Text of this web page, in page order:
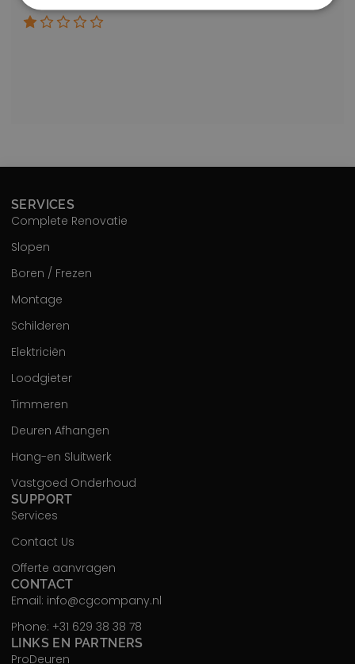
SERVICES
Complete Renovatie
Slopen
Boren / Frezen
Montage
Schilderen
Elektriciën
Loodgieter
Timmeren
Deuren Afhangen
Hang-en Sluitwerk
Vastgoed Onderhoud
SUPPORT
Services
Contact Us
Offerte aanvragen
CONTACT
Email: info@cgcompany.nl
Phone: +31 629 38 38 78
LINKS EN PARTNERS
ProDeuren